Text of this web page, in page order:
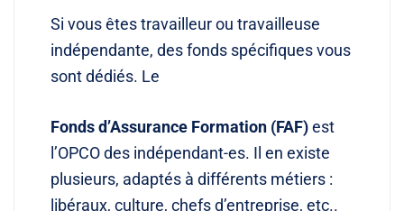
Si vous êtes travailleur ou travailleuse
indépendante, des fonds spécifiques vous
sont dédiés. Le
Fonds d’Assurance Formation (FAF)est
l’OPCO des indépendant-es. Il en existe
plusieurs, adaptés à différents métiers :
libéraux, culture, chefs d’entreprise, etc..